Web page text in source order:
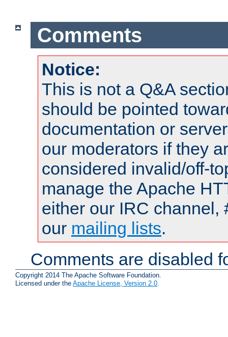
Comments
Notice:
This is not a Q&A
should be pointed
documentation or
our moderators if they
considered invalid/off-
manage the Apache
either our IRC channel,
our mailing lists.
Comments are disabled
Copyright 2014 The Apache Software Foundation.
Licensed under the Apache License, Version 2.0